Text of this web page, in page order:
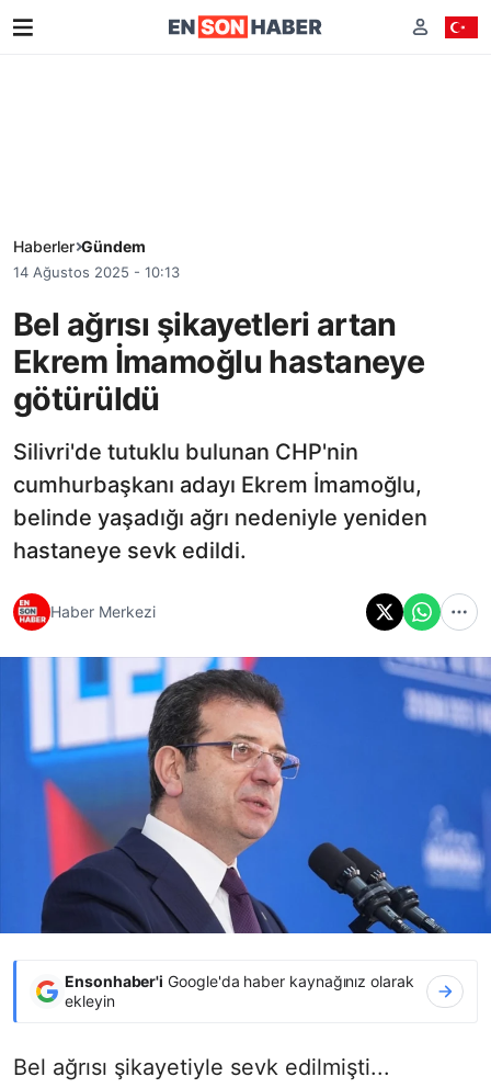
Haberler Gündem
14 Ağustos 2025 - 10:13
Bel ağrısı şikayetleri artan
Ekrem İmamoğlu hastaneye
götürüldü
Silivri'de tutuklu bulunan CHP'nin
cumhurbaşkanı adayı Ekrem İmamoğlu,
belinde yaşadığı ağrı nedeniyle yeniden
hastaneye sevk edildi.
Haber Merkezi
Ensonhaber'i Google'da haber kaynağınız olarak
ekleyin
Bel ağrısı şikayetiyle sevk edilmişti...